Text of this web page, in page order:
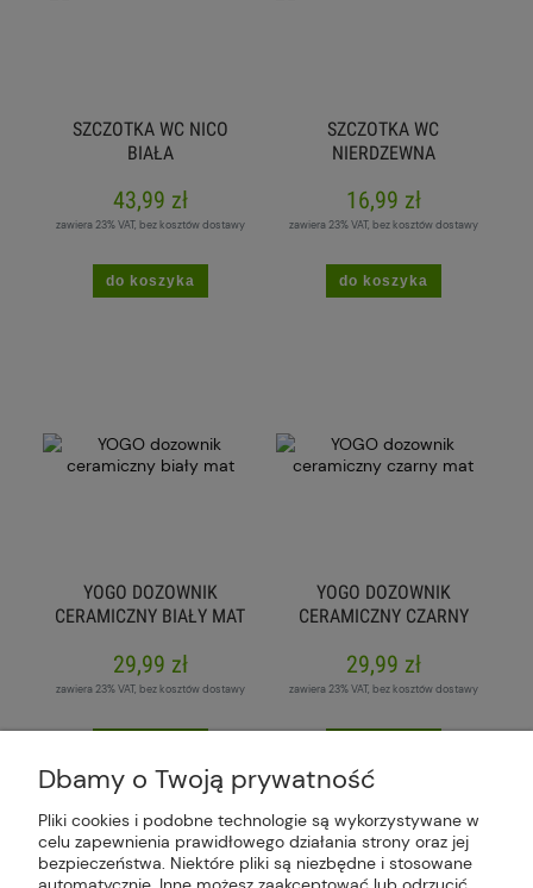
SZCZOTKA WC NICO
BIAŁA
43,99 zł
zawiera 23% VAT, bez kosztów dostawy
do koszyka
SZCZOTKA WC
NIERDZEWNA
16,99 zł
zawiera 23% VAT, bez kosztów dostawy
do koszyka
YOGO DOZOWNIK
CERAMICZNY BIAŁY MAT
29,99 zł
zawiera 23% VAT, bez kosztów dostawy
YOGO DOZOWNIK
CERAMICZNY CZARNY
29,99 zł
zawiera 23% VAT, bez kosztów dostawy
Plus Market Sp. z o.o. | Zakręcie 2K, 22-300
Dbamy o Twoją prywatność
Pliki cookies i podobne technologie są wykorzystywane w
celu zapewnienia prawidłowego działania strony oraz jej
bezpieczeństwa. Niektóre pliki są niezbędne i stosowane